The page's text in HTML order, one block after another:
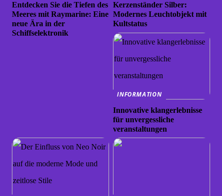
Entdecken Sie die Tiefen des
Meeres mit Raymarine: Eine
neue Ära in der
Schiffselektronik
Kerzenständer Silber:
Modernes Leuchtobjekt mit
Kultstatus
INFORMATION
Innovative klangerlebnisse
für unvergessliche
veranstaltungen